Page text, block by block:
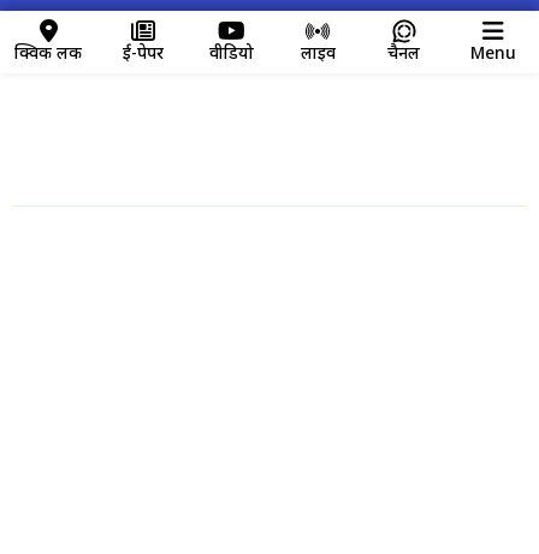
क्विक लिंक ई-पेपर वीडियो लाइव चैनल Menu